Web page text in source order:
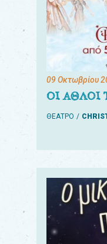
09 Οκτωβρίου
ΟΙ ΑΘΛΟΙ
ΘΕΑΤΡΟ